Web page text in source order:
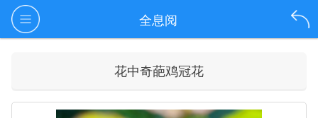
全息阅
花中奇葩鸡冠花